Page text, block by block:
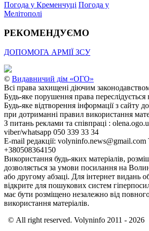
Погода у Кременчуці Погода у
Мелітополі
РЕКОМЕНДУЄМО
ДОПОМОГА АРМІЇ ЗСУ
© Видавничий дім «ОГО»
Всі права захищені діючим
Будь-яке порушення права
Будь-яке відтворення інформації з сайту
при дотриманні правил використання
З питань реклами та співпраці :
viber/whatsapp 050 339 33 34
E-mail редакції: volyninfo.news@gmail.com
+380508364150
Використання будь-яких матеріалів,
дозволяється за умови посилання на
або другому абзаці. Для інтернет видань
відкрите для пошукових систем
має бути розміщено незалежно від
використання матеріалів.
© All right reserved. Volyninfo 2011 - 2026